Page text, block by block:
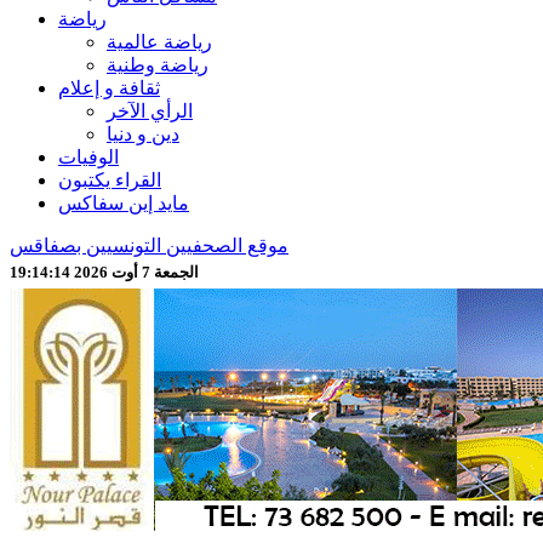
رياضة
رياضة عالمية
رياضة وطنية
ثقافة و إعلام
الرأي الآخر
دين و دنيا
الوفيات
القراء يكتبون
مايد إين سفاكس
موقع الصحفيين التونسيين بصفاقس
الجمعة 7 أوت 2026 19:14:16